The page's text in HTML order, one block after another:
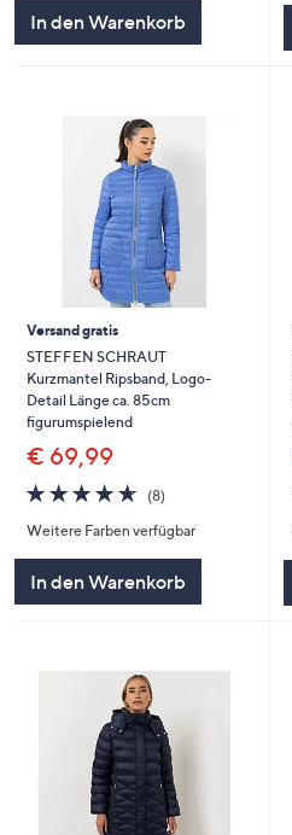
In den Warenkorb
Versand gratis
STEFFEN SCHRAUT
Kurzmantel Ripsband, Logo-
Detail Länge ca. 85cm
figurumspielend
€ 69,99
4.6
von
5
(8)
Weitere Farben verfügbar
In den Warenkorb